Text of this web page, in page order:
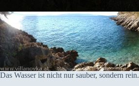
Das Wasser ist nicht nur sauber, sondern rein.